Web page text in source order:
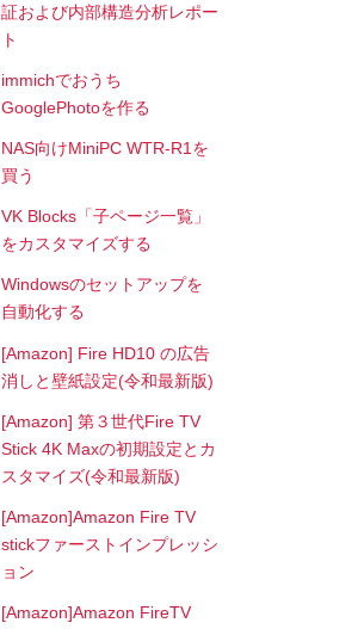
証および内部構造分析レポー
ト
immichでおうち
GooglePhotoを作る
NAS向けMiniPC WTR-R1を
買う
VK Blocks「子ページ一覧」
をカスタマイズする
Windowsのセットアップを
自動化する
[Amazon] Fire HD10 の広告
消しと壁紙設定(令和最新版)
[Amazon] 第３世代Fire TV
Stick 4K Maxの初期設定とカ
スタマイズ(令和最新版)
[Amazon]Amazon Fire TV
stickファーストインプレッシ
ョン
[Amazon]Amazon FireTV